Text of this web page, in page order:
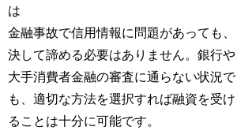
は
金融事故で信用情報に問題があっても、
決して諦める必要はありません。銀行や
大手消費者金融の審査に通らない状況で
も、適切な方法を選択すれば融資を受け
ることは十分に可能です。